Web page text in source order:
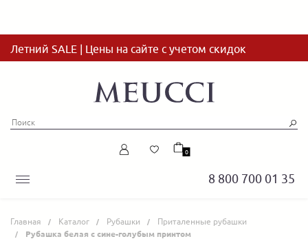
Летний SALE | Цены на сайте с учетом скидок
8 800 700 01 35
0
Главная Каталог Рубашки Приталенные рубашки
Рубашка белая с сине-голубым принтом